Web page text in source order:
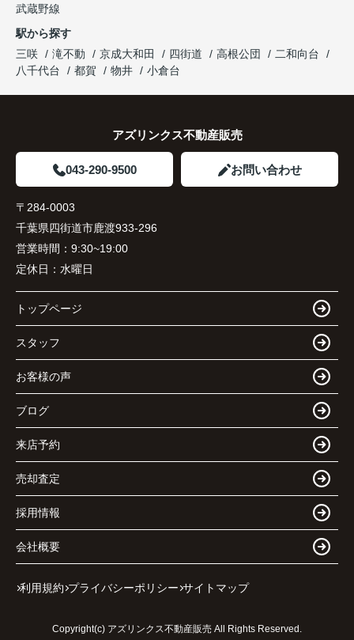
武蔵野線
駅から探す
三咲
滝不動 京成大和田 四街道 高根公団
二和向台
八千代台
都賀 物井 小倉台
アズリンクス不動産販売
043-290-9500 お問い合わせ
〒284-0003
千葉県四街道市鹿渡933-296
営業時間： 9:30~19:00
定休日： 水曜日
トップページ
スタッフ
お客様の声
ブログ
来店予約
売却査定
採用情報
会社概要
利用規約 プライバシーポリシー サイトマップ
Copyright(c) アズリンクス不動産販売 All Rights Reserved.